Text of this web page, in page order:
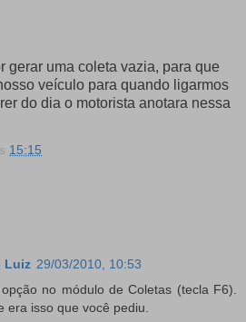
gerar uma coleta vazia, para que
veículo para quando ligarmos
do dia o motorista anotara nessa
15:15
Luiz 29/03/2010, 10:53
no módulo de Coletas (tecla F6).
era isso que você pediu.